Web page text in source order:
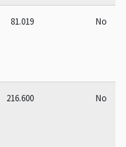
81.019 No
216.600 No